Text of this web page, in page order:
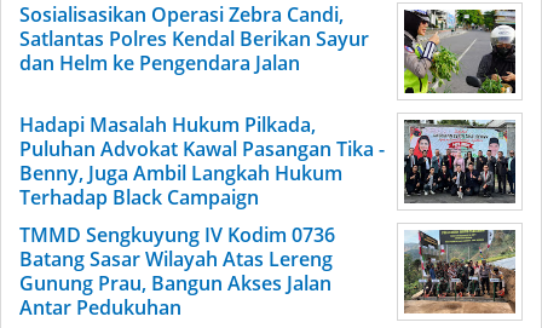
Sosialisasikan Operasi Zebra Candi,
Satlantas Polres Kendal Berikan Sayur
dan Helm ke Pengendara Jalan
Hadapi Masalah Hukum Pilkada,
Puluhan Advokat Kawal Pasangan Tika -
Benny, Juga Ambil Langkah Hukum
Terhadap Black Campaign
TMMD Sengkuyung IV Kodim 0736
Batang Sasar Wilayah Atas Lereng
Gunung Prau, Bangun Akses Jalan
Antar Pedukuhan